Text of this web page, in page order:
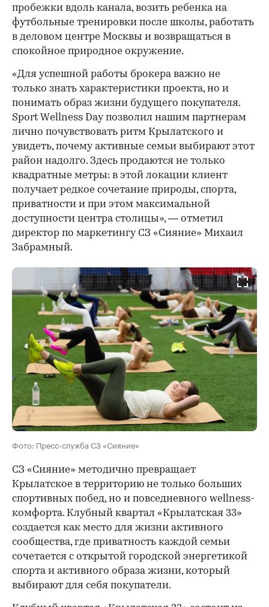
пробежки вдоль канала, возить ребенка на
футбольные тренировки после школы, работать
в деловом центре Москвы и возвращаться в
спокойное природное окружение.
«Для успешной работы брокера важно не
только знать характеристики проекта, но и
понимать образ жизни будущего покупателя.
Sport Wellness Day позволил нашим партнерам
лично почувствовать ритм Крылатского и
увидеть, почему активные семьи выбирают этот
район надолго. Здесь продаются не только
квадратные метры: в этой локации клиент
получает редкое сочетание природы, спорта,
приватности и при этом максимальной
доступности центра столицы», — отметил
директор по маркетингу СЗ «Сияние» Михаил
Забрамный.
Фото: Пресс-служба СЗ «Сияние»
СЗ «Сияние» методично превращает
Крылатское в территорию не только больших
спортивных побед, но и повседневного wellness-
комфорта. Клубный квартал «Крылатская 33»
создается как место для жизни активного
сообщества, где приватность каждой семьи
сочетается с открытой городской энергетикой
спорта и активного образа жизни, который
выбирают для себя покупатели.